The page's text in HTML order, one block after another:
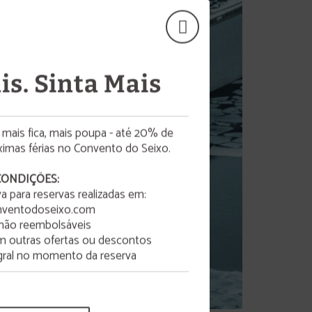
Sinta Mais
fica, mais poupa - até 20% de
férias no Convento do Seixo.
para reservas realizadas em:
reembolsáveis
outras ofertas ou descontos
no momento da reserva